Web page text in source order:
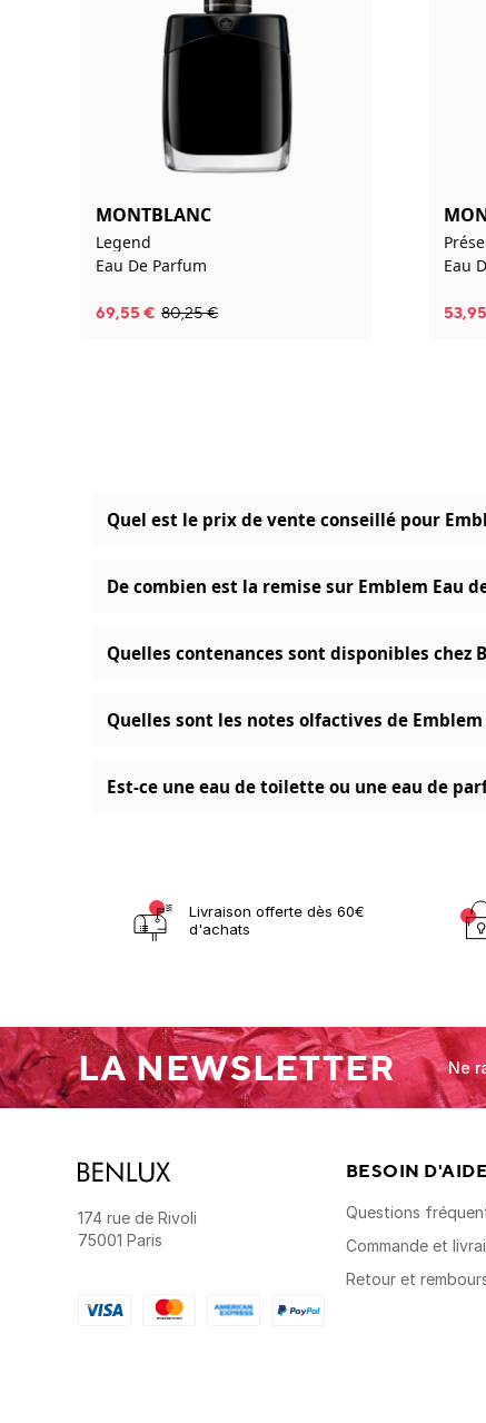
MONTBLANC
Legend
Eau De Parfum
69,55 € 80,25€
Eau
53,95
Quel est le prix de vente conseillé pour
De combien est la remise sur Emblem Eau
Quelles contenances sont disponibles chez
Quelles sont les notes olfactives de
Est-ce une eau de toilette ou une eau de
Livraison offerte dès 60€
d'achats
LA NEWSLETTER Ne
174 rue de Rivoli
75001 Paris
BESOIN
Questions
Commande et
Retour et